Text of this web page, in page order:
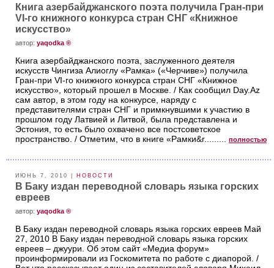
Книга азербайджанского поэта получила Гран-при
VI-го книжного конкурса стран СНГ «Книжное
искусство»
aвтор: yaqodka ®
Книга азербайджанского поэта, заслуженного деятеля
искусств Чингиза Алиоглу «Рамка» («Черчиве») получила
Гран-при VI-го книжного конкурса стран СНГ «Книжное
искусство», который прошел в Москве. / Как сообщил Day.Az
сам автор, в этом году на конкурсе, наряду с
представителями стран СНГ и примкнувшими к участию в
прошлом году Латвией и Литвой, была представлена и
Эстония, то есть было охвачено все постсоветское
пространство. / Отметим, что в книге «Рамки&r.........
полностью
ИЮНЬ 7, 2010 | НОВОСТИ
В Баку издан переводной словарь языка горских
евреев
aвтор: yaqodka ®
В Баку издан переводной словарь языка горских евреев Май
27, 2010 В Баку издан переводной словарь языка горских
евреев – джуури. Об этом сайт «Медиа форум»
проинформировали из Госкомитета по работе с диапорой. /